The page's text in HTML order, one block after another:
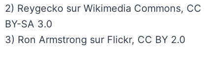
2) Reygecko sur Wikimedia Commons, CC
BY-SA 3.0
3) Ron Armstrong sur Flickr, CC BY 2.0